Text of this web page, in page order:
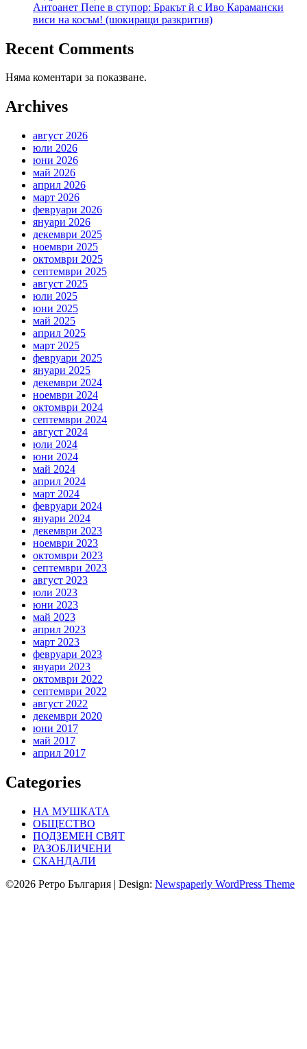
Антоанет Пепе в ступор: Бракът й с Иво Карамански
виси на косъм! (шокиращи разкрития)
Recent Comments
Няма коментари за показване.
Archives
август 2026
юли 2026
юни 2026
май 2026
април 2026
март 2026
февруари 2026
януари 2026
декември 2025
ноември 2025
октомври 2025
септември 2025
август 2025
юли 2025
юни 2025
май 2025
април 2025
март 2025
февруари 2025
януари 2025
декември 2024
ноември 2024
октомври 2024
септември 2024
август 2024
юли 2024
юни 2024
май 2024
април 2024
март 2024
февруари 2024
януари 2024
декември 2023
ноември 2023
октомври 2023
септември 2023
август 2023
юли 2023
юни 2023
май 2023
април 2023
март 2023
февруари 2023
януари 2023
октомври 2022
септември 2022
август 2022
декември 2020
юни 2017
май 2017
април 2017
Categories
НА МУШКАТА
ОБЩЕСТВО
ПОДЗЕМЕН СВЯТ
РАЗОБЛИЧЕНИ
СКАНДАЛИ
©2026 Ретро България | Design: Newspaperly WordPress Theme